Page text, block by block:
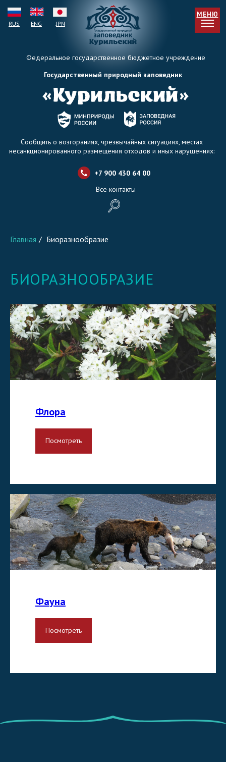
Федеральное государственное бюджетное учреждение
RUS ENG JPN
Сообщить о возгораниях, чрезвычайных ситуациях, местах
несанкционированного размещения отходов и иных нарушениях:
Все контакты
Государственный природный заповедник
+7 900 430 64 00
МЕНЮ
Главная / Биоразнообразие
БИОРАЗНООБРАЗИЕ
Флора
Посмотреть
Фауна
Посмотреть